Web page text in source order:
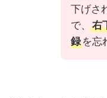
下げさ
で、
右
録を忘